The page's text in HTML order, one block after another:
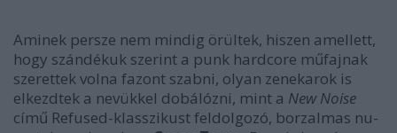
Aminek persze nem mindig örültek, hiszen amellett,
hogy szándékuk szerint a punk hardcore műfajnak
szerettek volna fazont szabni, olyan zenekarok is
elkezdtek a nevükkel dobálózni, mint a New Noise
című Refused-klasszikust feldolgozó, borzalmas nu-